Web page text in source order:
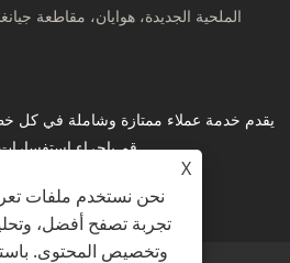
الملحية الجديدة، هوايان، مقاطعة
يقدم خدمة عملاء ممتازة وشاملة في كل
قم بإجراء
X
نحن نستخدم ملفات
تجربة تصفح أفضل،
وتخصيص المحتوى.